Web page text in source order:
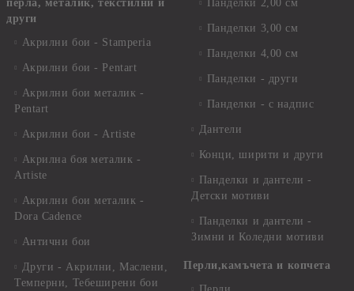
перла, металик, текстилни и
други
Акрилни бои - Stamperia
Акрилни бои - Pentart
Акрилни бои металик -
Pentart
Акрилни бои - Artiste
Акрилна боя металик -
Artiste
Акрилни бои металик -
Dora Cadence
Антични бои
Други - Акрилни, Маслени,
Темперни, Тебеширени бои
Панделки 2,00 см
Панделки 3,00 см
Панделки 4,00 см
Панделки - други
Панделки - с надпис
Дантели
Конци, ширити и други
Панделки и дантели -
Детски мотиви
Панделки и дантели -
Зимни и Коледни мотиви
Перли,камъчета и копчета